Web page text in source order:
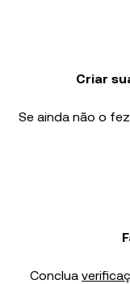
Criar
Se ainda não o
Conclua